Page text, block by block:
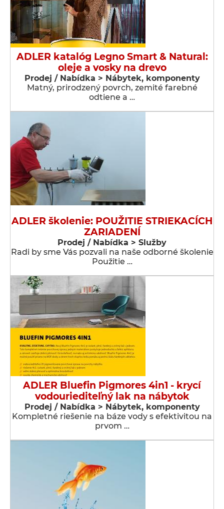
ADLER katalóg Legno Smart & Natural:
oleje a vosky na drevo
Prodej / Nabídka > Nábytek, komponenty
Matný, prirodzený povrch, zemité farebné
odtiene a …
ADLER školenie: POUŽITIE STRIEKACÍCH
ZARIADENÍ
Prodej / Nabídka > Služby
Radi by sme Vás pozvali na naše odborné školenie
Použitie …
ADLER Bluefin Pigmores 4in1 - krycí
vodouriediteľný lak na nábytok
Prodej / Nabídka > Nábytek, komponenty
Kompletné riešenie na báze vody s efektivitou na
prvom …